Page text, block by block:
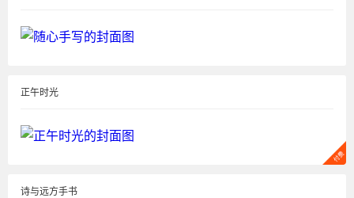
正午时光
诗与远方手书